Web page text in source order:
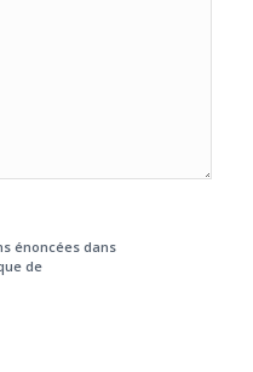
énoncées dans
de